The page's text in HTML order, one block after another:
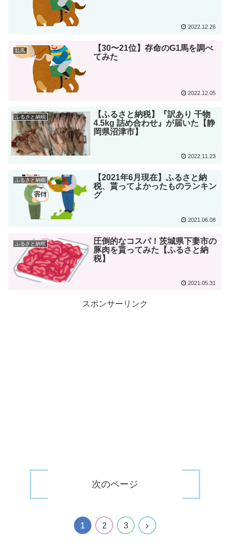
2022.12.26
競馬
【30〜21位】存命のG1馬を調べ
てみた
2022.12.05
ふるさと納税
【ふるさと納税】『訳あり 干物
4.5kg 詰め合わせ』が届いた【静
岡県沼津市】
2022.11.23
ふるさと納税
【2021年6月現在】ふるさと納
税、貰ってよかったものランキン
グ
2021.06.08
ふるさと納税
圧倒的なコスパ！茨城県下妻市の
豚肉を貰ってみた【ふるさと納
税】
2021.05.31
スポンサーリンク
次のページ
1 2 3